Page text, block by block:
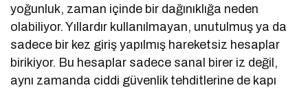
yoğunluk, zaman içinde bir dağınıklığa neden
olabiliyor. Yıllardır kullanılmayan, unutulmuş ya da
sadece bir kez giriş yapılmış hareketsiz hesaplar
birikiyor. Bu hesaplar sadece sanal birer iz değil,
aynı zamanda ciddi güvenlik tehditlerine de kapı